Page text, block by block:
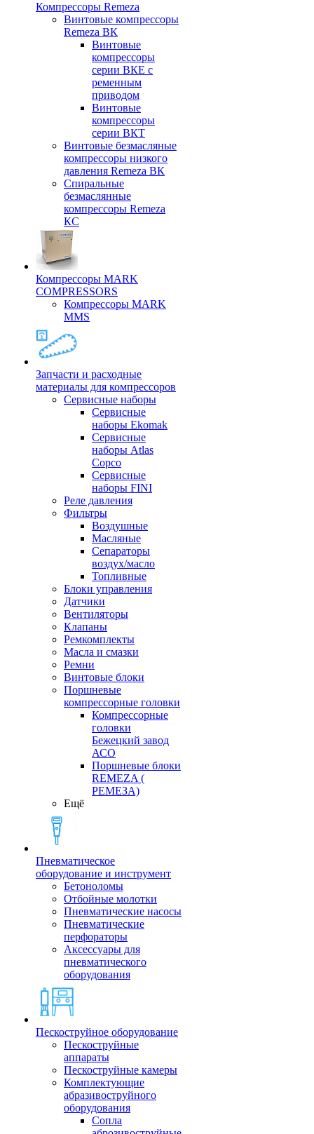
Компрессоры Remeza
Винтовые компрессоры
Remeza ВК
Винтовые
компрессоры
серии ВКЕ с
ременным
приводом
Винтовые
компрессоры
серии ВКТ
Винтовые безмасляные
компрессоры низкого
давления Remeza ВК
Спиральные
безмаслянные
компрессоры Remeza
КС
Компрессоры MARK
COMPRESSORS
Компрессоры MARK
MMS
Запчасти и расходные
материалы для компрессоров
Cервисные наборы
Сервисные
наборы Ekomak
Cервисные
наборы Atlas
Copco
Сервисные
наборы FINI
Реле давления
Фильтры
Воздушные
Масляные
Сепараторы
воздух/масло
Топливные
Блоки управления
Датчики
Вентиляторы
Клапаны
Ремкомплекты
Масла и смазки
Ремни
Винтовые блоки
Поршневые
компрессорные головки
Компрессорные
головки
Бежецкий завод
АСО
Поршневые блоки
REMEZA (
РЕМЕЗА)
Ещё
Пневматическое
оборудование и инструмент
Бетоноломы
Отбойные молотки
Пневматические насосы
Пневматические
перфораторы
Аксессуары для
пневматического
оборудования
Пескоструйное оборудование
Пескоструйные
аппараты
Пескоструйные камеры
Комплектующие
абразивоструйного
оборудования
Сопла